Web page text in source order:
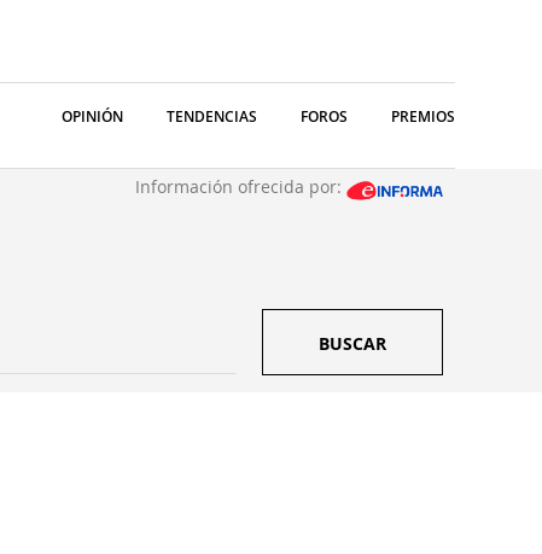
OPINIÓN TENDENCIAS FOROS PREMIOS
Información ofrecida por:
BUSCAR